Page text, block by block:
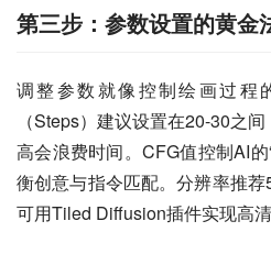
第三步：参数设置的黄金
调整参数就像控制绘画过程
（Steps）建议设置在20-30之
高会浪费时间。CFG值控制AI
衡创意与指令匹配。分辨率推
可用Tiled Diffusion插件实现高清